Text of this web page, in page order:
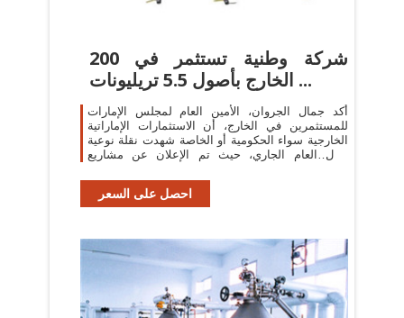
200 شركة وطنية تستثمر في
الخارج بأصول 5.5 تريليونات ...
أكد جمال الجروان، الأمين العام لمجلس الإمارات
للمستثمرين في الخارج، أن الاستثمارات الإماراتية
الخارجية سواء الحكومية أو الخاصة شهدت نقلة نوعية
خلال العام الجاري، حيث تم الإعلان عن مشاريع
احصل على السعر